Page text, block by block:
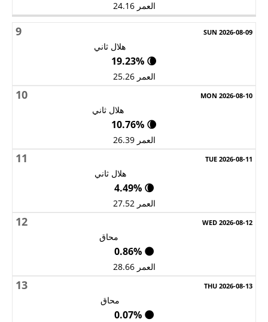
العمر 24.16
9
هلال ثاني
🌘 19.23%
العمر 25.26
10
هلال ثاني
🌘 10.76%
العمر 26.39
11
هلال ثاني
🌘 4.49%
العمر 27.52
12
محاق
🌑 0.86%
العمر 28.66
13
محاق
🌑 0.07%